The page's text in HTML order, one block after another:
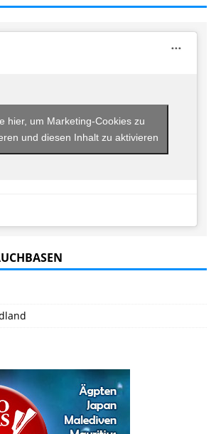
hier, um Marketing-Cookies zu
und diesen Inhalt zu aktivieren